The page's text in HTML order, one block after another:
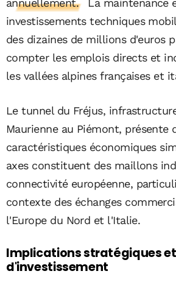
investissements techniques
des dizaines de millions d'euros
compter les emplois directs et
les vallées alpines françaises et
Le tunnel du Fréjus,
Maurienne au Piémont, présente
caractéristiques économiques
axes constituent des maillons
connectivité européenne,
contexte des échanges
l'Europe du Nord et l'Italie.
Implications stratégiques
d'investissement